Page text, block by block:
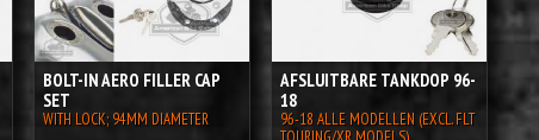
BOLT-IN AERO FILLER CAP
SET
WITH LOCK; 94MM DIAMETER
AFSLUITBARE TANKDOP 96-
18
96-18 ALLE MODELLEN (EXCL. FLT